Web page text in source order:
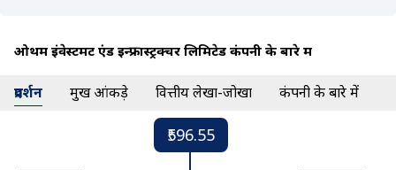
ओथम इंवेस्टमेंट एंड इन्फ्रास्ट्रक्चर लिमिटेड कंपनी के बारे में
प्रदर्शन प्रमुख आंकड़े वित्तीय लेखा-जोखा कंपनी के बारे में
₹596.55